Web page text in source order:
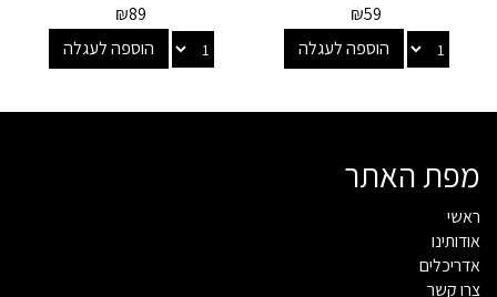
₪59
הוספה לעגלה
₪89
הוספה לעגלה
מפת האתר
ראשי
אודותינו
אדריכלים
צרו קשר